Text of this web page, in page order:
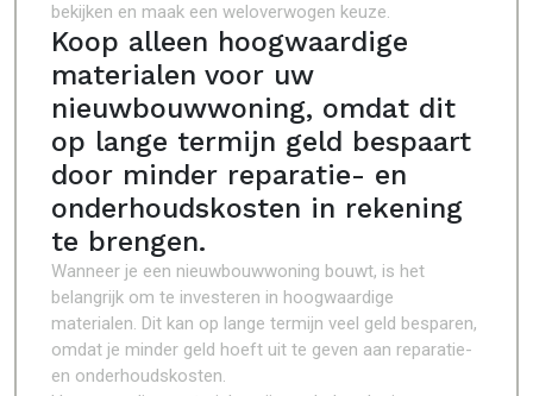
bekijken en maak een weloverwogen keuze.
Koop alleen hoogwaardige
materialen voor uw
nieuwbouwwoning, omdat dit
op lange termijn geld bespaart
door minder reparatie- en
onderhoudskosten in rekening
te brengen.
Wanneer je een nieuwbouwwoning bouwt, is het
belangrijk om te investeren in hoogwaardige
materialen. Dit kan op lange termijn veel geld besparen,
omdat je minder geld hoeft uit te geven aan reparatie-
en onderhoudskosten.